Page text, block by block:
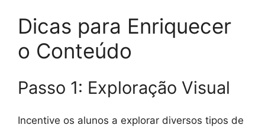
Dicas para Enriquecer
o Conteúdo
Passo 1: Exploração Visual
Incentive os alunos a explorar diversos tipos de